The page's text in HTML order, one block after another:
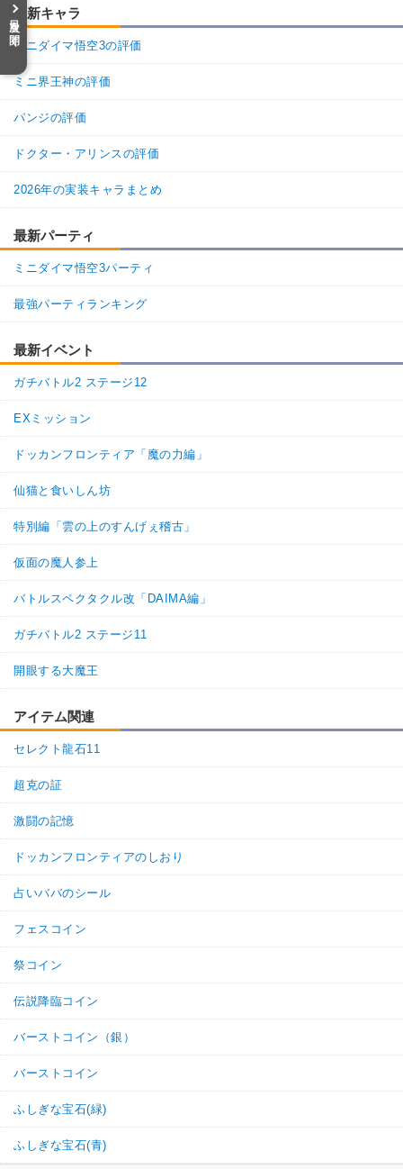
目次を開く最新キャラ
ミニダイマ悟空3の評価
ミニ界王神の評価
パンジの評価
ドクター・アリンスの評価
2026年の実装キャラまとめ
最新パーティ
ミニダイマ悟空3パーティ
最強パーティランキング
最新イベント
ガチバトル2 ステージ12
EXミッション
ドッカンフロンティア「魔の力編」
仙猫と食いしん坊
特別編「雲の上のすんげぇ稽古」
仮面の魔人参上
バトルスペクタクル改「DAIMA編」
ガチバトル2 ステージ11
開眼する大魔王
アイテム関連
セレクト龍石11
超克の証
激闘の記憶
ドッカンフロンティアのしおり
占いババのシール
フェスコイン
祭コイン
伝説降臨コイン
バーストコイン（銀）
バーストコイン
ふしぎな宝石(緑)
ふしぎな宝石(青)